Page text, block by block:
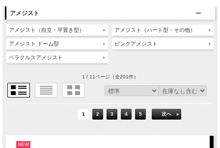
アメジスト
アメジスト（自立・平置き型）
アメジスト ドーム型
ベラクルスアメジスト
アメジスト（ハート型・その他）
ピンクアメジスト
1 / 11ページ（全201件）
1 2 3 4 5 次へ
NEW